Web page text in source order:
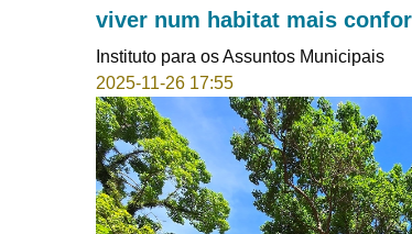
viver num habitat mais
Instituto para os Assuntos Municipais
2025-11-26 17:55